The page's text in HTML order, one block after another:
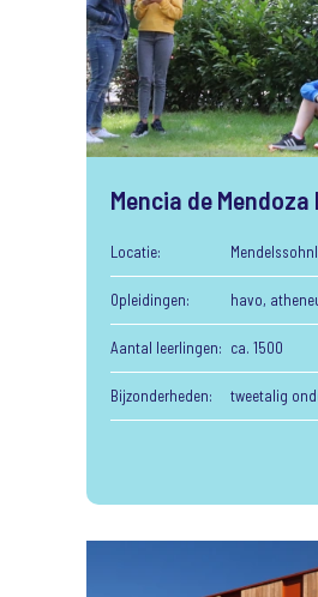
Mencia de
Locatie:
Opleidingen: havo,
Aantal leerlingen: ca. 1500
Bijzonderheden: tweetalig